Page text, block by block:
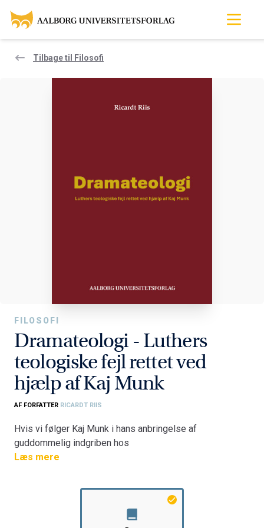
Tilbage til Filosofi
FILOSOFI
Dramateologi - Luthers
teologiske fejl rettet ved
hjælp af Kaj Munk
AF FORFATTER RICARDT RIIS
Hvis vi følger Kaj Munk i hans anbringelse af
guddommelig indgriben hos
sine personer, så bliver den lignende standhaftighed,
kan iagttage en række steder i vor nutidige virkelighed,
forvandlet fra naturlovsbestemte tilfældigheder til
Læs mere